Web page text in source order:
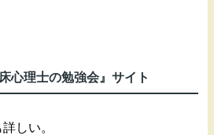
心理士の勉強会』サイト
しい。